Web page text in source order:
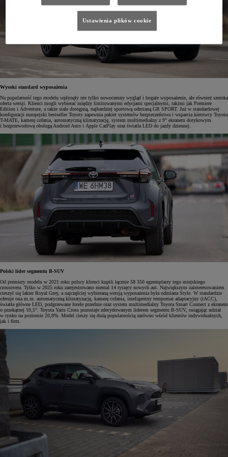
Wysoki standard wyposażenia
Na popularność tego modelu wpłynęły nie tylko nowoczesny wygląd i bogate wyposażenie, ale również szeroka
oferta wersji. Klienci mogli wybierać między limitowanymi edycjami specjalnymi, takimi jak Premiere
Edition i Adventure, a także stale dostępną, najbardziej sportową odmianą GR SPORT. Już w standardowej
konfiguracji europejski bestseller Toyoty zapewnia pakiet systemów bezpieczeństwa i wsparcia kierowcy Toyota
T-MATE, kamerę cofania, automatyczną klimatyzację, system multimedialny z 9" ekranem dotykowym
i bezprzewodową obsługą Android Auto i Apple CarPlay oraz światła LED do jazdy dziennej.
Polski lider segmentu B-SUV
Od premiery modelu w 2021 roku polscy klienci kupili łącznie 58 350 egzemplarzy tego miejskiego
crossovera. Tylko w 2025 roku zarejestrowano niemal 14 tysięcy nowych aut. Największym zainteresowaniem
cieszył się lakier Royal Grey, a najczęściej wybieraną wersją wyposażenia była odmiana Style. W standardzie
oferuje ona m.in. automatyczną klimatyzację, kamerę cofania, inteligentny tempomat adaptacyjny (iACC),
światła główne LED, podgrzewane fotele przednie oraz system multimedialny Toyota Smart Connect z ekranem
o przekątnej 10,5". Toyota Yaris Cross pozostaje zdecydowanym liderem segmentu B-SUV, osiągając udział
w rynku na poziomie 20,8%. Model cieszy się dużą popularnością zarówno wśród klientów indywidualnych,
jak i firm.
Ustawienia plików cookie